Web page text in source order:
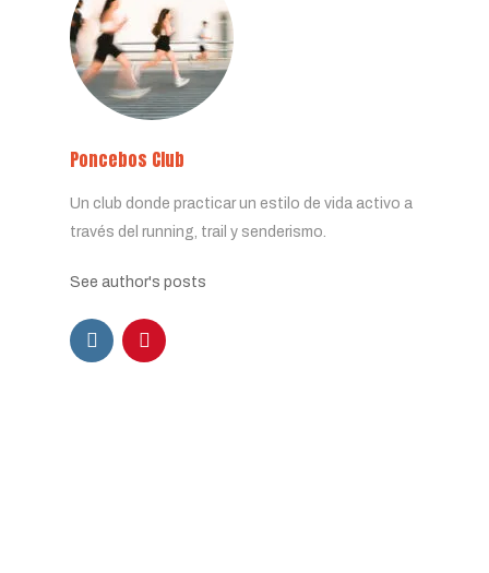
Poncebos Club
Un club donde practicar un estilo de vida activo a
través del running, trail y senderismo.
See author's posts